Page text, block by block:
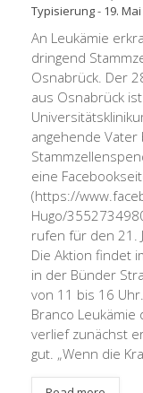
Typisierung- 19.
An Leukämie
dringend
Osnabrück. Der
aus Osnabrück
angehende
eine
(https://
Hugo/
rufen für den 21.
Die Aktion findet
in der Bünder
von 11 bis 16
Branco
verlief zunächst
gut. „Wenn die